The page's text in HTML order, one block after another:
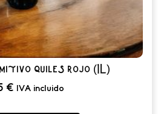
quiles rojo (1L)
€ IVA incluido